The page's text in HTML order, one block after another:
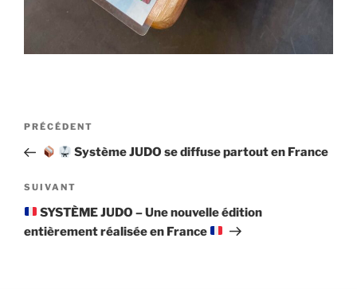
Navigation
l’article
Article
précédent
PRÉCÉDENT
Système JUDO se diffuse partout en France
Article
suivant
SUIVANT
SYSTÈME JUDO – Une nouvelle édition
entièrement réalisée en France